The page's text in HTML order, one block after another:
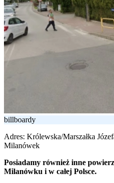
billboardy
Adres: Królewska/Marszałka
Milanówek
Posiadamy również inne
Milanówku i w całej Polsce.